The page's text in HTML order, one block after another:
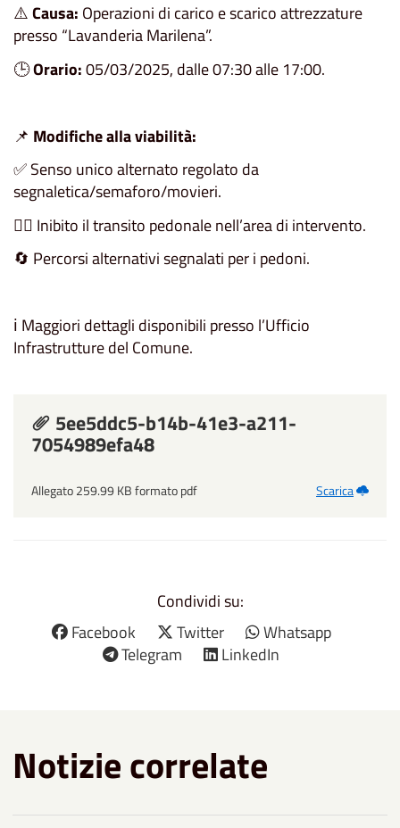
⚠️Causa: Operazioni di carico e scarico attrezzature
presso “Lavanderia Marilena”.
🕒Orario:05/03/2025, dalle 07:30 alle 17:00.
📌 Modifiche alla viabilità:
✅ Senso unico alternato regolato da
segnaletica/semaforo/movieri.
🚶‍♂️ Inibito il transito pedonale nell’area di intervento.
🔄 Percorsi alternativi segnalati per i pedoni.
ℹ️ Maggiori dettagli disponibili presso l’Ufficio
Infrastrutture del Comune.
5ee5ddc5-b14b-41e3-a211-
7054989efa48
Allegato 259.99 KB formato pdf Scarica
Condividi su:
Facebook
Twitter
Whatsapp
Telegram
LinkedIn
Notizie correlate